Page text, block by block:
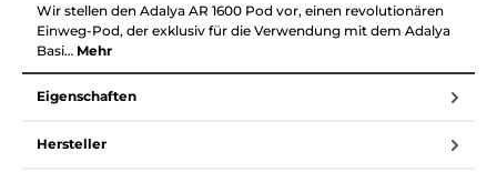
Wir stellen den Adalya AR 1600 Pod vor, einen revolutionären
Einweg-Pod, der exklusiv für die Verwendung mit dem Adalya
Basi… Mehr
Eigenschaften
Hersteller